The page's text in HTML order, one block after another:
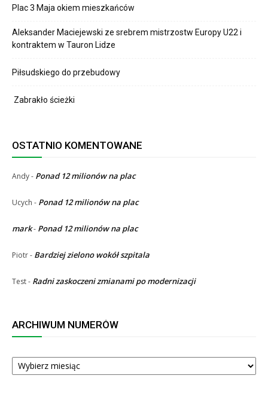
Plac 3 Maja okiem mieszkańców
Aleksander Maciejewski ze srebrem mistrzostw Europy U22 i
kontraktem w Tauron Lidze
Piłsudskiego do przebudowy
Zabrakło ścieżki
OSTATNIO KOMENTOWANE
Andy- Ponad 12 milionów na plac
Ucych - Ponad 12 milionów na plac
mark- Ponad 12 milionów na plac
Piotr- Bardziej zielono wokół szpitala
Test- Radni zaskoczeni zmianami po modernizacji
ARCHIWUM NUMERÓW
ARCHIWUM
NUMERÓW